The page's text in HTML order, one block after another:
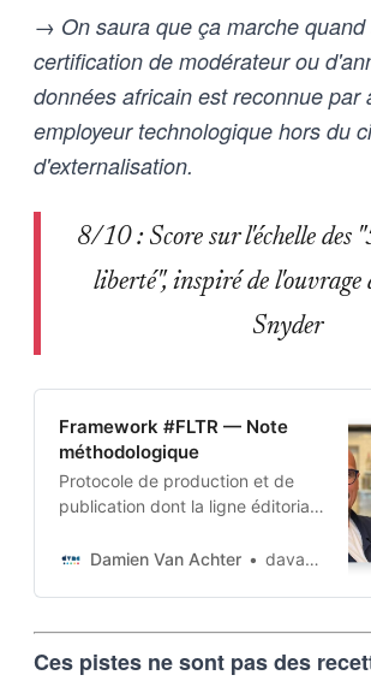
→ On saura que ça marche quand
certification de modérateur ou
données africain est reconnue par
employeur technologique hors du
d'externalisation.
8/10 : Score sur l'échelle des
liberté", inspiré de
Snyder
Framework #FLTR — Note
méthodologique
Protocole de production et de
publication dont la ligne éditoriale
projet. Cette architecture auto-
techniques, imposées tant aux
outils d’intelligence artificielle
Damien Van Achter davanac
Ces pistes ne sont pas des